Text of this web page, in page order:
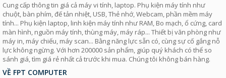
Cung cấp thông tin giá cả máy vi tính, laptop. Phụ kiện máy tính như
chuột, bàn phím, đế tản nhiệt, USB, Thẻ nhớ, Webcam, phần mềm máy
tính... Phụ kiện laptop, linh kiện máy tính như RAM, Bo mạch, ổ cứng, card
màn hình, nguồn máy tính, thùng máy, máy ráp... Thiết bị văn phòng như
máy in, máy chiếu, máy scan... Bằng năng lực sẵn có, cùng sự cố gắng nỗ
lực không ngừng. Với hơn 200000 sản phẩm, giúp quý khách có thể so
sánh giá, tìm giá rẻ nhất cả trước khi mua. Chúng tôi không bán hàng.
VỀ FPT COMPUTER